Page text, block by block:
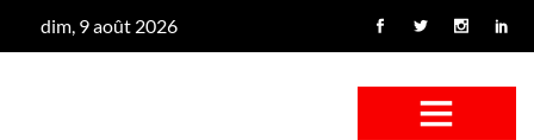
dim, 9 août 2026